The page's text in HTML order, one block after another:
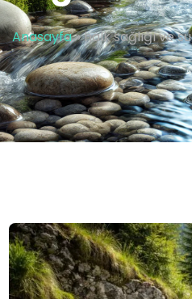
Anasayfa»halk sağlığı ve su